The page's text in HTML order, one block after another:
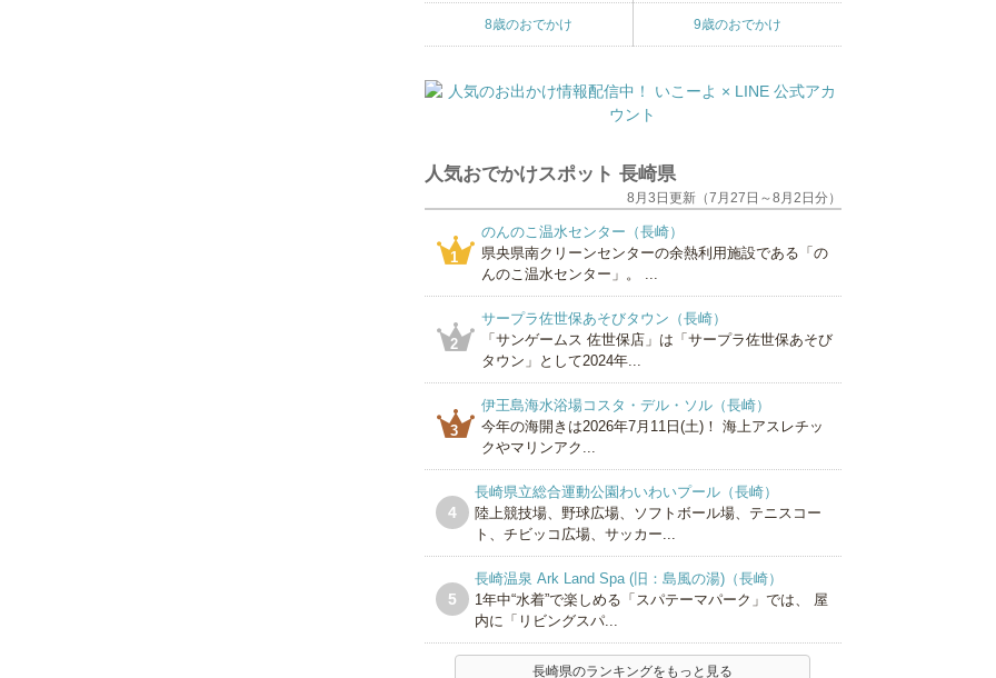
8歳のおでかけ 9歳のおでかけ
人気おでかけスポット 長崎県
8月3日更新（7月27日～8月2日分）
1
のんのこ温水センター（長崎）
県央県南クリーンセンターの余熱利用施設である「の
んのこ温水センター」。 ...
2
サープラ佐世保あそびタウン（長崎）
「サンゲームス 佐世保店」は「サープラ佐世保あそび
タウン」として2024年...
3
伊王島海水浴場コスタ・デル・ソル（長崎）
今年の海開きは2026年7月11日(土)！ 海上アスレチッ
クやマリンアク...
4
長崎県立総合運動公園わいわいプール（長崎）
陸上競技場、野球広場、ソフトボール場、テニスコー
ト、チビッコ広場、サッカー...
5
長崎温泉 Ark Land Spa (旧：島風の湯)（長崎）
1年中“水着”で楽しめる「スパテーマパーク」では、 屋
内に「リビングスパ...
長崎県のランキングをもっと見る